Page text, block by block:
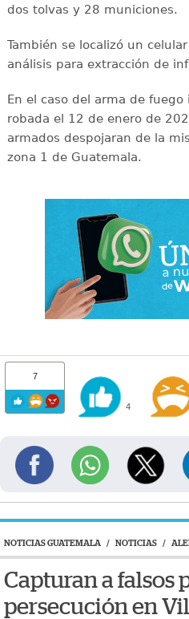
dos tolvas y 28 municiones.
También se localizó un
análisis para extracción de
En el caso del arma de
robada el 12 de enero de
armados despojaran de la
zona 1 de Guatemala.
7
4
NOTICIAS GUATEMALA / NOTICIAS /
Capturan a falsos
persecución en